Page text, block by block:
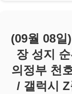
(09월 08일
장 성지
의정부 천
/ 갤럭시